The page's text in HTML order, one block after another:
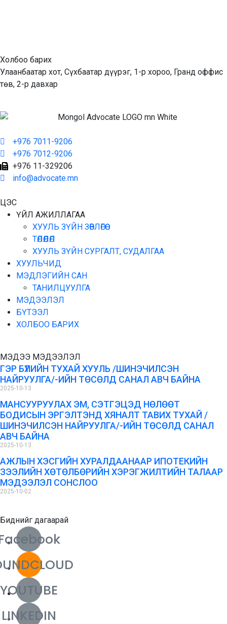
Холбоо барих
Улаанбаатар хот, Сүхбаатар дүүрэг, 1-р хороо, Гранд оффис
төв, 2-р давхар
+976 7011-9206
+976 7012-9206
+976 11-329206
info@advocate.mn
ЦЭС
ҮЙЛ АЖИЛЛАГАА
ХУУЛЬ ЗҮЙН ЗӨВЛӨГӨӨ
ТӨЛӨӨЛӨЛ
ХУУЛЬ ЗҮЙН СУРГАЛТ, СУДАЛГАА
ХУУЛЬЧИД
МЭДЛЭГИЙН САН
ТАНИЛЦУУЛГА
МЭДЭЭЛЭЛ
БҮТЭЭЛ
ХОЛБОО БАРИХ
МЭДЭЭ МЭДЭЭЛЭЛ
ГЭР БҮЛИЙН ТУХАЙ ХУУЛЬ /ШИНЭЧИЛСЭН
НАЙРУУЛГА/-ИЙН ТӨСӨЛД САНАЛ АВЧ БАЙНА
2025-10-13
МАНСУУРУУЛАХ ЭМ, СЭТГЭЦЭД НӨЛӨӨТ
БОДИСЫН ЭРГЭЛТЭНД ХЯНАЛТ ТАВИХ ТУХАЙ /
ШИНЭЧИЛСЭН НАЙРУУЛГА/-ИЙН ТӨСӨЛД САНАЛ
АВЧ БАЙНА
2025-10-13
АЖЛЫН ХЭСГИЙН ХУРАЛДААНААР ИПОТЕКИЙН
ЗЭЭЛИЙН ХӨТӨЛБӨРИЙН ХЭРЭГЖИЛТИЙН ТАЛААР
МЭДЭЭЛЭЛ СОНСЛОО
2025-10-02
Биднийг дагаарай
YOUTUBE
LINKEDIN